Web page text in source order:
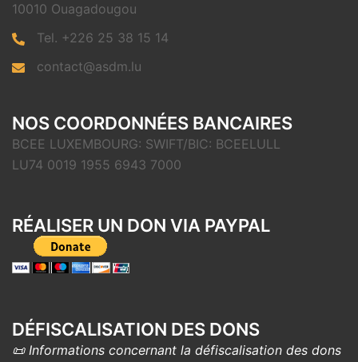
10010 Ouagadougou
Tel. +226 25 38 15 14
contact@asdm.lu
NOS COORDONNÉES BANCAIRES
BCEE LUXEMBOURG: SWIFT/BIC: BCEELULL
LU74 0019 1955 6943 7000
RÉALISER UN DON VIA PAYPAL
DÉFISCALISATION DES DONS
📜 Informations concernant la défiscalisation des dons